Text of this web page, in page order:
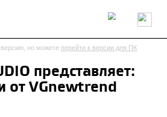
Интерьер Пресса
Архитекторы
но можете перейти к версии для ПК
представляет:
от VGnewtrend